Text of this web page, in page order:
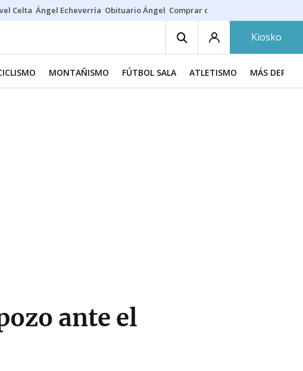
Celta Ángel Echeverría Obituario Ángel Comprar casa
Kiosko
MONTAÑISMO FÚTBOL SALA ATLETISMO MÁS
ante el